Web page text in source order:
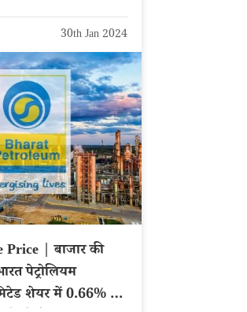
30th Jan 2024
| बाजार की
पेट्रोलियम
शेयर में 0.66% की